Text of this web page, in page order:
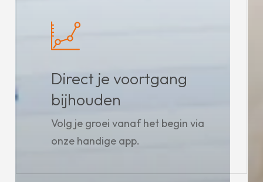
Direct je voortgang
bijhouden
Volg je groei vanaf het begin via
onze handige app.